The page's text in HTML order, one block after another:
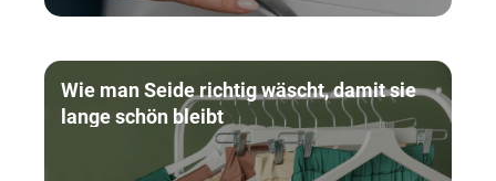
Wie man Seide richtig wäscht, damit sie
lange schön bleibt